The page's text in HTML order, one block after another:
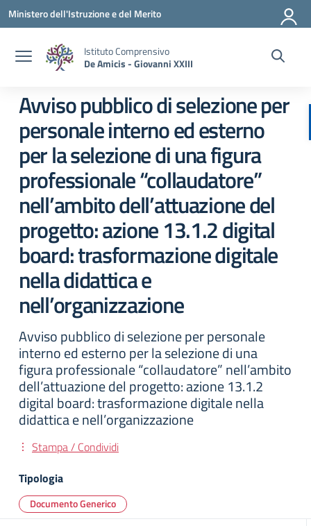
Vai ai contenuti
Vai al menu di navigazione
Vai al footer
Ministero dell'Istruzione e del Merito
Istituto Comprensivo
De Amicis - Giovanni XXIII
Avviso pubblico di selezione per
personale interno ed esterno
per la selezione di una figura
professionale “collaudatore”
nell’ambito dell’attuazione del
progetto: azione 13.1.2 digital
board: trasformazione digitale
nella didattica e
nell’organizzazione
Avviso pubblico di selezione per personale
interno ed esterno per la selezione di una
figura professionale “collaudatore” nell’ambito
dell’attuazione del progetto: azione 13.1.2
digital board: trasformazione digitale nella
didattica e nell’organizzazione
Stampa / Condividi
Tipologia
Documento Generico